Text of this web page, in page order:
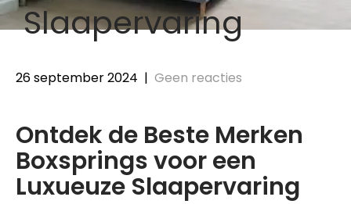
Slaapervaring
26 september 2024 | Geen reacties
Ontdek de Beste Merken
Boxsprings voor een
Luxueuze Slaapervaring